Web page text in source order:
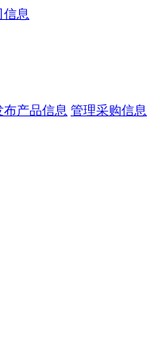
信息
布产品信息 管理采购信息